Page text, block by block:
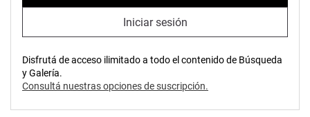
Iniciar sesión
Disfrutá de acceso ilimitado a todo el contenido de Búsqueda
y Galería.
Consultá nuestras opciones de suscripción.